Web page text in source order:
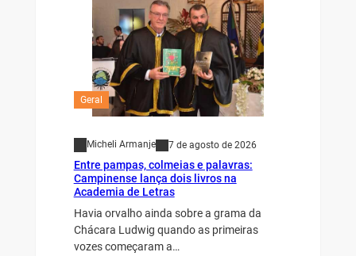
Geral
Micheli Armanje 7 de agosto de 2026
Entre pampas, colmeias e palavras:
Campinense lança dois livros na
Academia de Letras
Havia orvalho ainda sobre a grama da
Chácara Ludwig quando as primeiras
vozes começaram a…